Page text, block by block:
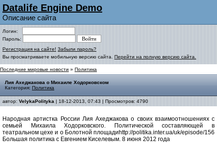
Datalife Engine Demo
Описание сайта
Логин:
Пароль:
Регистрация на сайте! Забыли пароль?
Вы просматриваете мобильную версию сайта. Перейти на полную версию сайта.
Последние мировые новости » Политика
Лия Ахеджакова о Михаиле Ходорковском
Категория: Политика
автор: VelykaPolityka | 18-12-2013, 07:43 | Просмотров: 4790
Народная артистка России Лия Ахеджакова о своих взаимоотношениях с
семьей Михаила Ходорковского. Политической составляющей в
театральном цехе и о Болотной площадиhttp://politika.inter.ua/uk/episode/156
Большая политика с Евгением Киселевым. 8 июня 2012 года